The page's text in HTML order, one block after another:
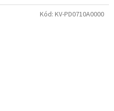
Kód: KV-PD0710A0000